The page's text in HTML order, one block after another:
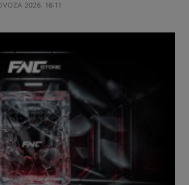
2026. 16:11